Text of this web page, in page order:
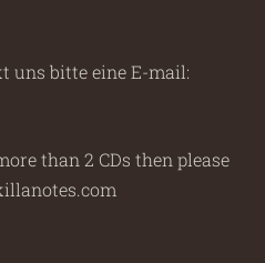
uns bitte eine E-mail:
than 2 CDs then please